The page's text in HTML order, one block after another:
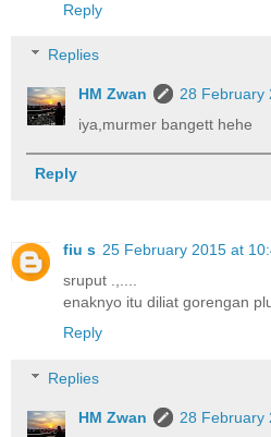
Reply
Replies
HM Zwan
28 February
iya,murmer bangett hehe
Reply
fiu s 25 February 2015 at
sruput .,....
enaknyo itu diliat gorengan
Reply
Replies
HM Zwan
28 February